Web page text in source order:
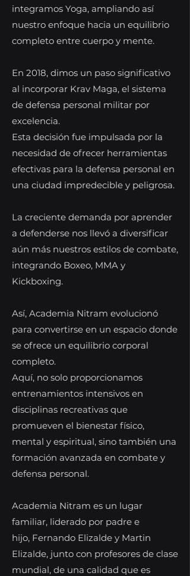
integramos Yoga, ampliando así
nuestro enfoque hacia un equilibrio
completo entre cuerpo y mente.
En 2018, dimos un paso significativo
al incorporar Krav Maga, el sistema
de defensa personal militar por
excelencia.
Esta decisión fue impulsada por la
necesidad de ofrecer herramientas
efectivas para la defensa personal en
una ciudad impredecible y peligrosa.
La creciente demanda por aprender
a defenderse nos llevó a diversificar
aún más nuestros estilos de combate,
integrando Boxeo, MMA y
Kickboxing.
Así, Academia Nitram evolucionó
para convertirse en un espacio donde
se ofrece un equilibrio corporal
completo.
Aquí, no solo proporcionamos
entrenamientos intensivos en
disciplinas recreativas que
promueven el bienestar físico,
mental y espiritual, sino también una
formación avanzada en combate y
defensa personal.
Academia Nitram es un lugar
familiar, liderado por padre e
hijo, Fernando Elizalde y Martin
Elizalde, junto con profesores de clase
mundial, de una calidad que es